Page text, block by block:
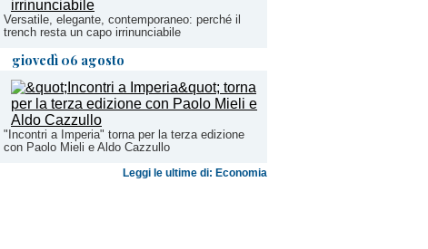
Versatile, elegante, contemporaneo: perché il
trench resta un capo irrinunciabile
giovedì 06 agosto
"Incontri a Imperia" torna per la terza edizione
con Paolo Mieli e Aldo Cazzullo
Leggi le ultime di: Economia